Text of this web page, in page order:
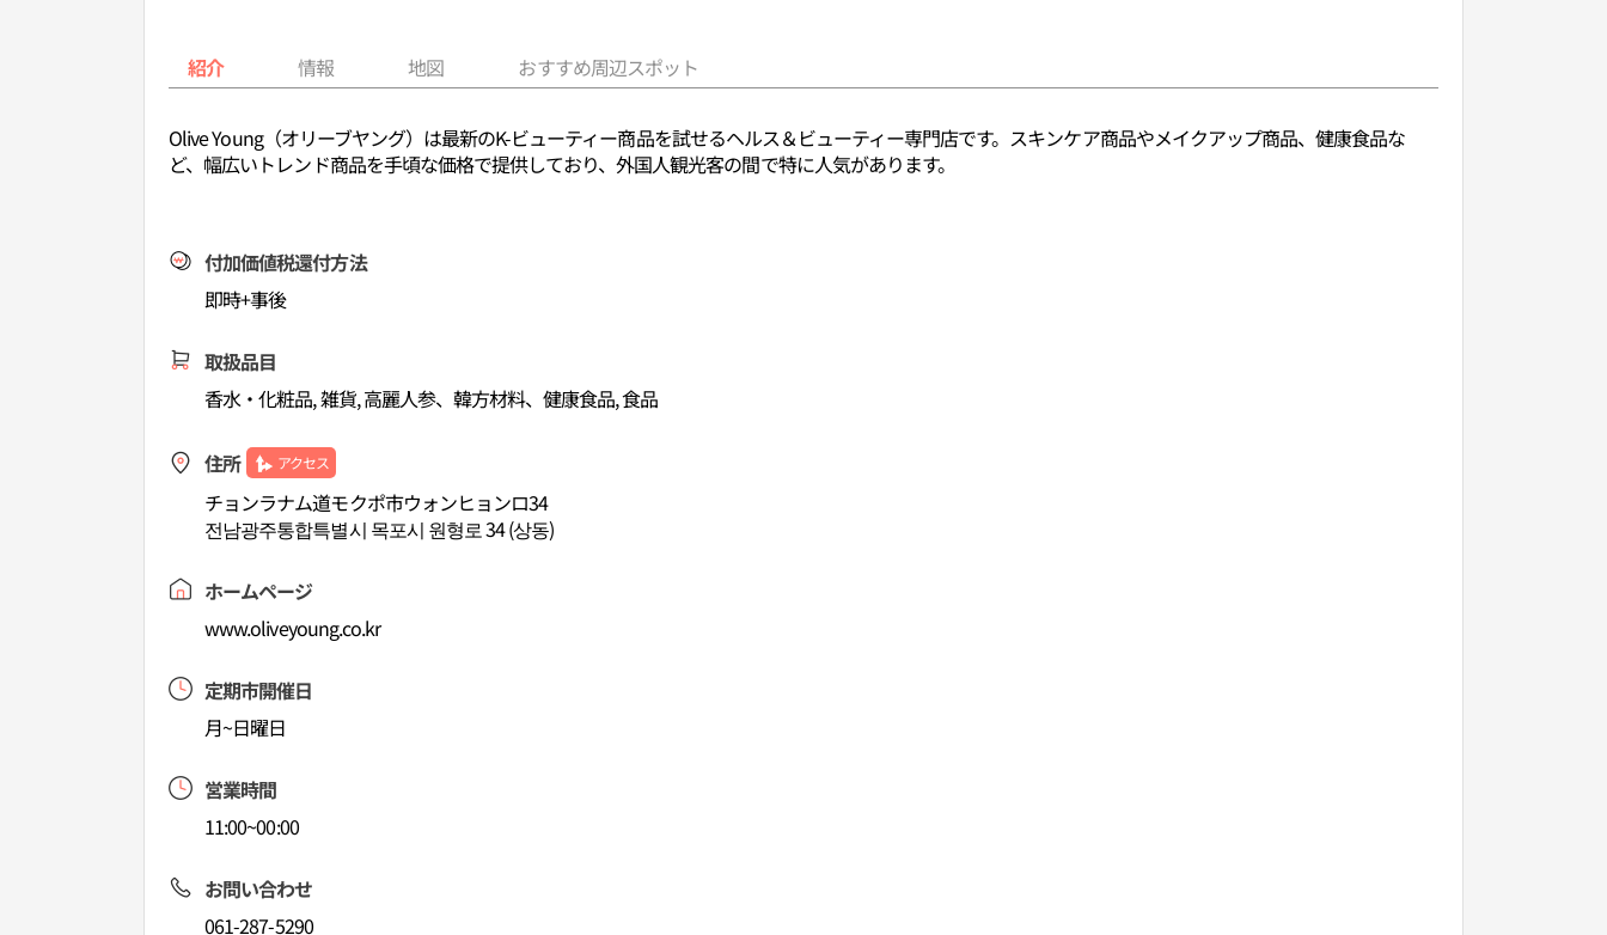
紹介 情報 地図 おすすめ周辺スポット
Olive Young（オリーブヤング）は最新のK-ビューティー商品を試せるヘルス＆ビューティー専門店です。スキンケア商品やメイクアップ商品、健康食品な
ど、幅広いトレンド商品を手頃な価格で提供しており、外国人観光客の間で特に人気があります。
付加価値税還付方法
即時+事後
取扱品目
香水・化粧品, 雑貨, 高麗人参、韓方材料、健康食品, 食品
住所 アクセス
チョンラナム道モクポ市ウォンヒョンロ34
전남광주통합특별시 목포시 원형로 34 (상동)
ホームページ
www.oliveyoung.co.kr
定期市開催日
月~日曜日
営業時間
11:00~00:00
お問い合わせ
061-287-5290